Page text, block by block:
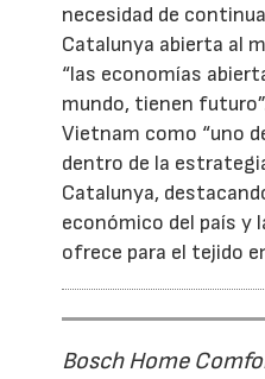
necesidad de
Catalunya abierta al
“las economías
mundo, tienen
Vietnam como “uno
dentro de la
Catalunya,
económico del país y
ofrece para el tejido
Bosch Home